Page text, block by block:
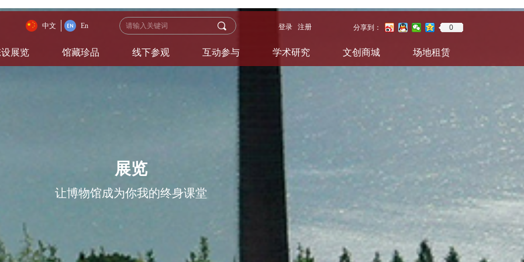
展览 馆藏珍品 线下参观 互动参与 学术研究 文创商城 场地租赁
登录 注册
끠 分享到： 0
中文 En
展览
让博物馆成为你我的终身课堂